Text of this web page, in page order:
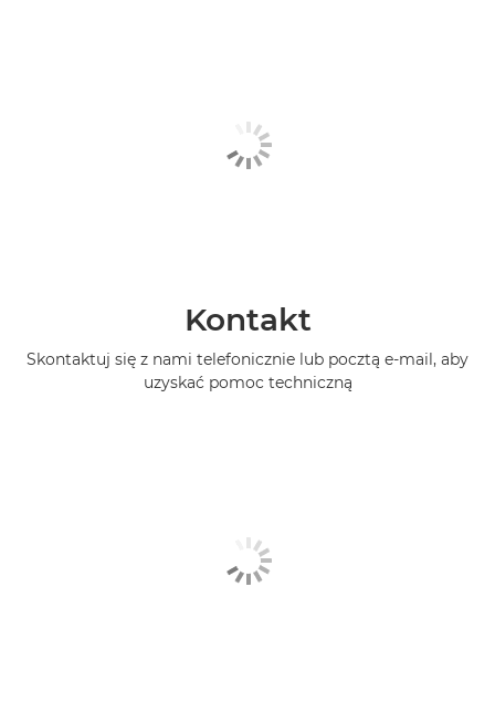
Kontakt
Skontaktuj się z nami telefonicznie lub pocztą e-mail, aby
uzyskać pomoc techniczną